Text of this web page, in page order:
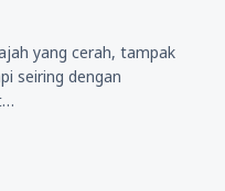
yang cerah, tampak
seiring dengan